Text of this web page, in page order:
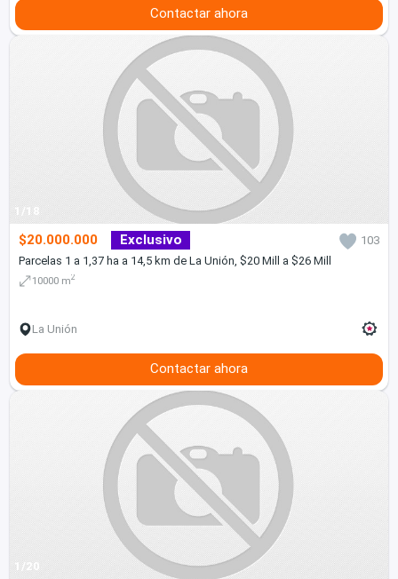
Contactar ahora
1/18
$20.000.000 Exclusivo
103
Parcelas 1 a 1,37 ha a 14,5 km de La Unión, $20 Mill a $26 Mill
10000 m2
La Unión
Contactar ahora
1/20